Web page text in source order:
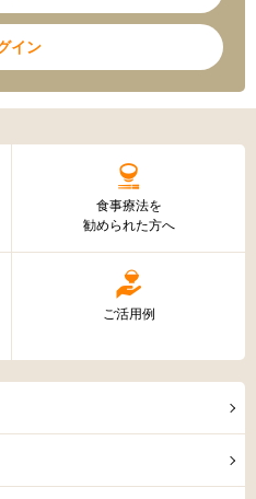
イン
食事療法を
勧められた方へ
ご活用例